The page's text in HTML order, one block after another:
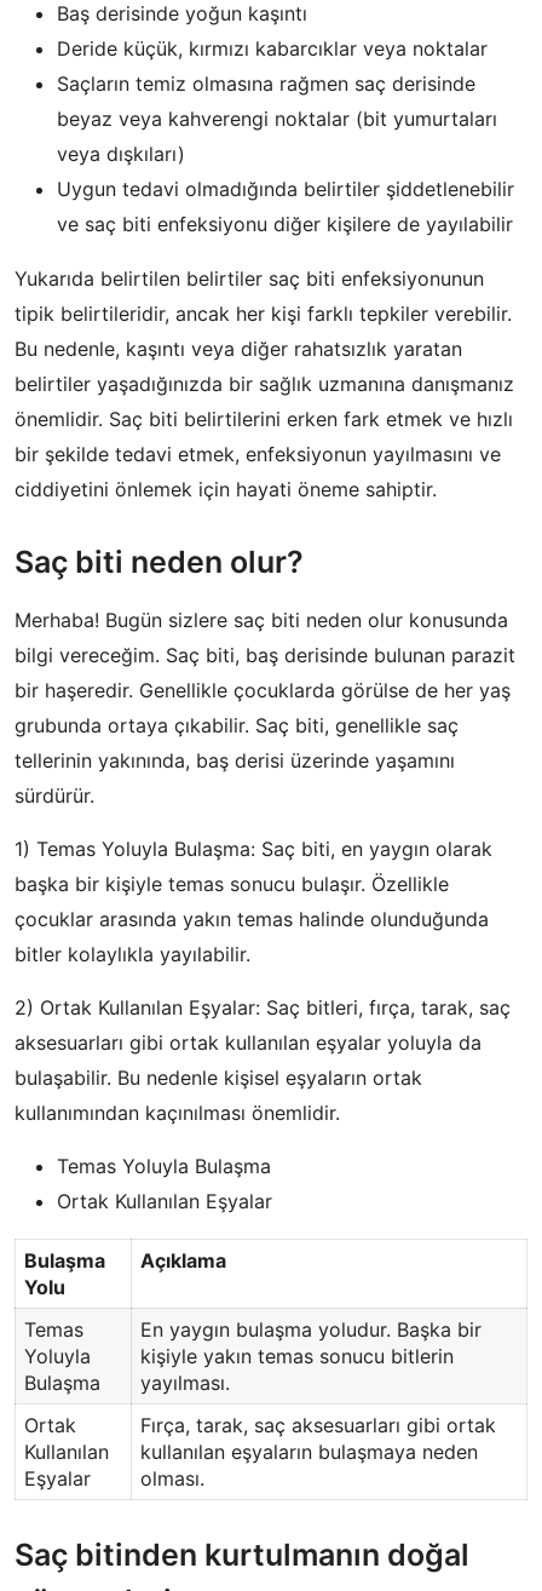
Baş derisinde yoğun kaşıntı
Deride küçük, kırmızı kabarcıklar veya noktalar
Saçların temiz olmasına rağmen saç derisinde
beyaz veya kahverengi noktalar (bit yumurtaları
veya dışkıları)
Uygun tedavi olmadığında belirtiler şiddetlenebilir
ve saç biti enfeksiyonu diğer kişilere de yayılabilir
Yukarıda belirtilen belirtiler saç biti enfeksiyonunun
tipik belirtileridir, ancak her kişi farklı tepkiler verebilir.
Bu nedenle, kaşıntı veya diğer rahatsızlık yaratan
belirtiler yaşadığınızda bir sağlık uzmanına danışmanız
önemlidir. Saç biti belirtilerini erken fark etmek ve hızlı
bir şekilde tedavi etmek, enfeksiyonun yayılmasını ve
ciddiyetini önlemek için hayati öneme sahiptir.
Saç biti neden olur?
Merhaba! Bugün sizlere saç biti neden olur konusunda
bilgi vereceğim. Saç biti, baş derisinde bulunan parazit
bir haşeredir. Genellikle çocuklarda görülse de her yaş
grubunda ortaya çıkabilir. Saç biti, genellikle saç
tellerinin yakınında, baş derisi üzerinde yaşamını
sürdürür.
1) Temas Yoluyla Bulaşma: Saç biti, en yaygın olarak
başka bir kişiyle temas sonucu bulaşır. Özellikle
çocuklar arasında yakın temas halinde olunduğunda
bitler kolaylıkla yayılabilir.
2) Ortak Kullanılan Eşyalar: Saç bitleri, fırça, tarak, saç
aksesuarları gibi ortak kullanılan eşyalar yoluyla da
bulaşabilir. Bu nedenle kişisel eşyaların ortak
kullanımından kaçınılması önemlidir.
Temas Yoluyla Bulaşma
Ortak Kullanılan Eşyalar
Bulaşma
Yolu
Açıklama
Temas
Yoluyla
Bulaşma
En yaygın bulaşma yoludur. Başka bir
kişiyle yakın temas sonucu bitlerin
yayılması.
Ortak
Kullanılan
Eşyalar
Fırça, tarak, saç aksesuarları gibi ortak
kullanılan eşyaların bulaşmaya neden
olması.
Saç bitinden kurtulmanın doğal